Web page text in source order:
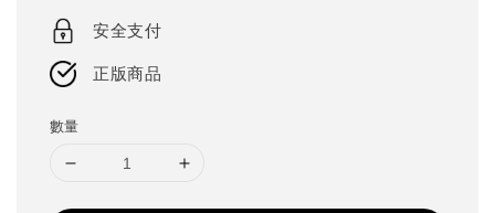
price
安全支付
正版商品
數量